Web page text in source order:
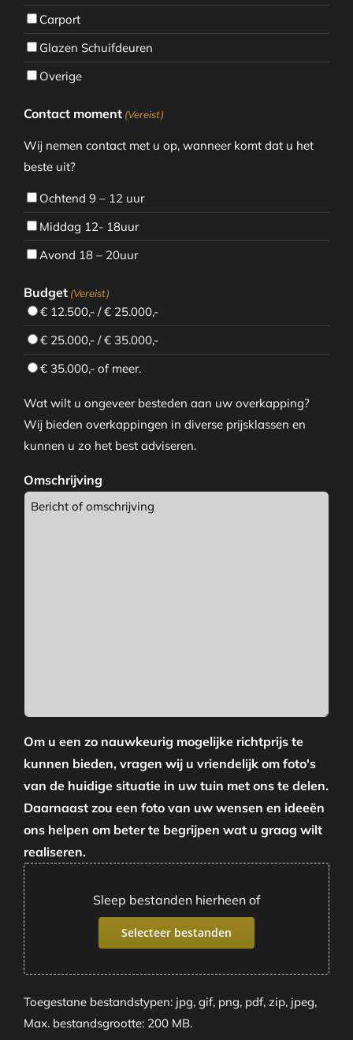
Carport
Glazen Schuifdeuren
Overige
Contact moment (Vereist)
Wij nemen contact met u op, wanneer komt dat u het
beste uit?
Ochtend 9 – 12 uur
Middag 12- 18uur
Avond 18 – 20uur
Budget (Vereist)
€ 12.500,- / € 25.000,-
€ 25.000,- / € 35.000,-
€ 35.000,- of meer.
Wat wilt u ongeveer besteden aan uw overkapping?
Wij bieden overkappingen in diverse prijsklassen en
kunnen u zo het best adviseren.
Omschrijving
Om u een zo nauwkeurig mogelijke richtprijs te
kunnen bieden, vragen wij u vriendelijk om foto's
van de huidige situatie in uw tuin met ons te delen.
Daarnaast zou een foto van uw wensen en ideeën
ons helpen om beter te begrijpen wat u graag wilt
realiseren.
Sleep bestanden hierheen of
Selecteer bestanden
Toegestane bestandstypen: jpg, gif, png, pdf, zip, jpeg,
Max. bestandsgrootte: 200 MB.